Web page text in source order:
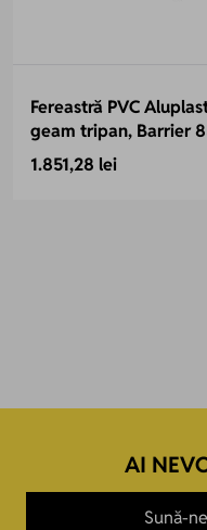
Fereastră PVC
geam tripan, Barrier
antracit, 1160x1160
canate, sticlă 44 mm
1.851,28 lei
AI
Sună-